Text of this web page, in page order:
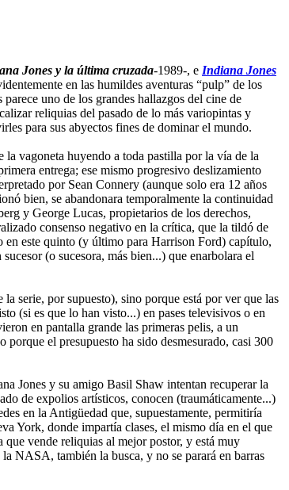
Jones y la última cruzada-1989-, e Indiana Jones
en las humildes aventuras “pulp” de los
parece uno de los grandes hallazgos del cine de
reliquias del pasado de lo más variopintas y
para sus abyectos fines de dominar el mundo.
la vagoneta huyendo a toda pastilla por la vía de la
entrega; ese mismo progresivo deslizamiento
por Sean Connery (aunque solo era 12 años
bien, se abandonara temporalmente la continuidad
y George Lucas, propietarios de los derechos,
consenso negativo en la crítica, que la tildó de
en este quinto (y último para Harrison Ford) capítulo,
(o sucesora, más bien...) que enarbolara el
serie, por supuesto), sino porque está por ver que las
(si es que lo han visto...) en pases televisivos o en
en pantalla grande las primeras pelis, a un
el presupuesto ha sido desmesurado, casi 300
Jones y su amigo Basil Shaw intentan recuperar la
de expolios artísticos, conocen (traumáticamente...)
en la Antigüedad que, supuestamente, permitiría
York, donde impartía clases, el mismo día en el que
vende reliquias al mejor postor, y está muy
NASA, también la busca, y no se parará en barras